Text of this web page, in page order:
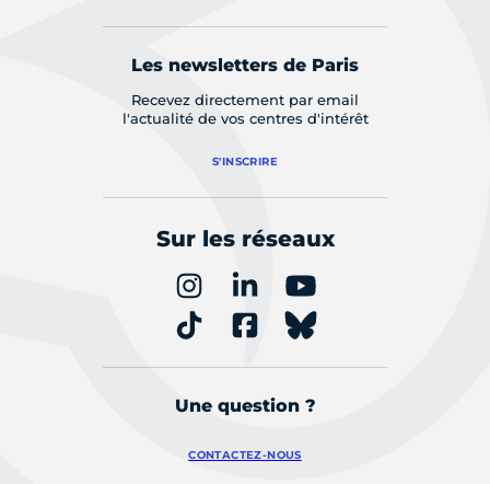
Les newsletters de Paris
Recevez directement par email
l'actualité de vos centres d'intérêt
S'INSCRIRE
Sur les réseaux
Une question ?
CONTACTEZ-NOUS